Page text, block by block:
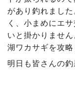
があり釣れまし
く、小まめにエ
いと掛かりませ
湖ワカサギを攻略
明日も皆さんの釣